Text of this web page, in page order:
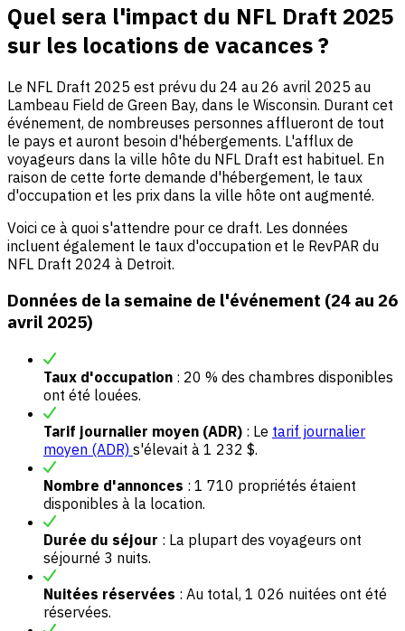
Quel sera l'impact du NFL Draft 2025
sur les locations de vacances ?
Le NFL Draft 2025 est prévu du 24 au 26 avril 2025 au
Lambeau Field de Green Bay, dans le Wisconsin. Durant cet
événement, de nombreuses personnes afflueront de tout
le pays et auront besoin d'hébergements. L'afflux de
voyageurs dans la ville hôte du NFL Draft est habituel. En
raison de cette forte demande d'hébergement, le taux
d'occupation et les prix dans la ville hôte ont augmenté.
Voici ce à quoi s'attendre pour ce draft. Les données
incluent également le taux d'occupation et le RevPAR du
NFL Draft 2024 à Detroit.
Données de la semaine de l'événement (24 au 26
avril 2025)
Taux d'occupation : 20 % des chambres disponibles
ont été louées.
Tarif journalier moyen (ADR) : Le tarif journalier
moyen (ADR) s'élevait à 1 232 $.
Nombre d'annonces : 1 710 propriétés étaient
disponibles à la location.
Durée du séjour : La plupart des voyageurs ont
séjourné 3 nuits.
Nuitées réservées : Au total, 1 026 nuitées ont été
réservées.